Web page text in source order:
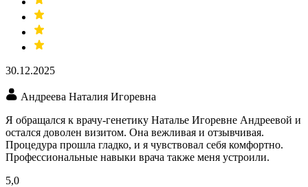
30.12.2025
Андреева Наталия Игоревна
Я обращался к врачу-генетику Наталье Игоревне Андреевой и
остался доволен визитом. Она вежливая и отзывчивая.
Процедура прошла гладко, и я чувствовал себя комфортно.
Профессиональные навыки врача также меня устроили.
5,0